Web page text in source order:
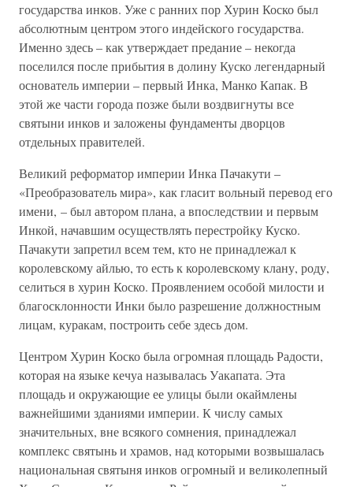
государства инков. Уже с ранних пор Хурин Коско был
абсолютным центром этого индейского государства.
Именно здесь – как утверждает предание – некогда
поселился после прибытия в долину Куско легендарный
основатель империи – первый Инка, Манко Капак. В
этой же части города позже были воздвигнуты все
святыни инков и заложены фундаменты дворцов
отдельных правителей.
Великий реформатор империи Инка Пачакути –
«Преобразователь мира», как гласит вольный перевод его
имени, – был автором плана, а впоследствии и первым
Инкой, начавшим осуществлять перестройку Куско.
Пачакути запретил всем тем, кто не принадлежал к
королевскому айлью, то есть к королевскому клану, роду,
селиться в хурин Коско. Проявлением особой милости и
благосклонности Инки было разрешение должностным
лицам, куракам, построить себе здесь дом.
Центром Хурин Коско была огромная площадь Радости,
которая на языке кечуа называлась Уакапата. Эта
площадь и окружающие ее улицы были окаймлены
важнейшими зданиями империи. К числу самых
значительных, вне всякого сомнения, принадлежал
комплекс святынь и храмов, над которыми возвышалась
национальная святыня инков огромный и великолепный